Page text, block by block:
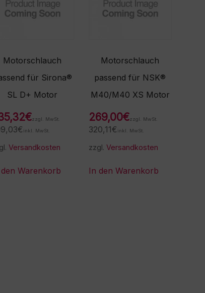
Motorschlauch
für Sirona®
SL D+ Motor
€zzgl. MwSt.
€ inkl. MwSt.
Versandkosten
Warenkorb
Motorschlauch
passend für NSK®
M40/M40 XS Motor
269,00€zzgl. MwSt.
320,11€ inkl. MwSt.
zzgl. Versandkosten
In den Warenkorb